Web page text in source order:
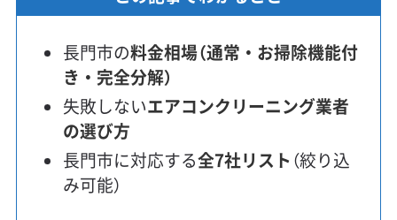
長門市の料金相場（通常・お掃除機能付
き・完全分解）
失敗しないエアコンクリーニング業者
の選び方
長門市に対応する全7社リスト （絞り込
み可能）